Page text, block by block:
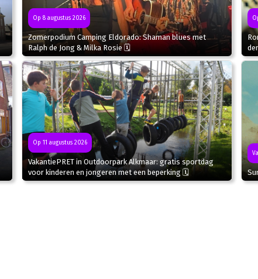
Op 8 augustus 2026
Zomerpodium Camping Eldorado: Shaman blues met
Ralph de Jong & Milka Rosie 🗓
Op 11 augustus 2026
VakantiePRET in Outdoorpark Alkmaar: gratis sportdag
voor kinderen en jongeren met een beperking 🗓